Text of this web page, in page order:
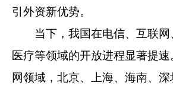
引外资新优势。
当下，我国在电信、互联网
医疗等领域的开放进程显著提
网领域，北京、上海、海南、